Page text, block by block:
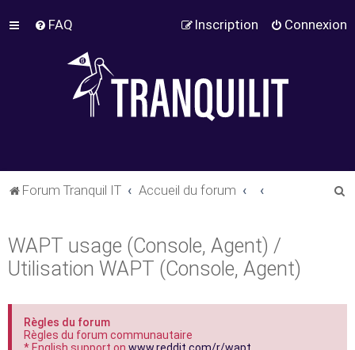
FAQ Connexion
Inscription
Forum Tranquil IT Accueil du forum
WAPT usage (Console, Agent) /
Utilisation WAPT (Console, Agent)
Règles du forum
Règles du forum communautaire